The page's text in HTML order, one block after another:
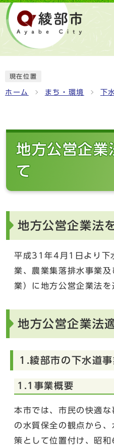
現在位置
ホーム まち・環境 下
地方公営企業
て
地方公営企業法
平成31年4月1日より下
業、農業集落排水事業
業）に地方公営企業法を
地方公営企業法
1.綾部市の下水道事
1.1事業概要
本市では、市民の快適
の水質保全の観点から
策として位置付け、昭